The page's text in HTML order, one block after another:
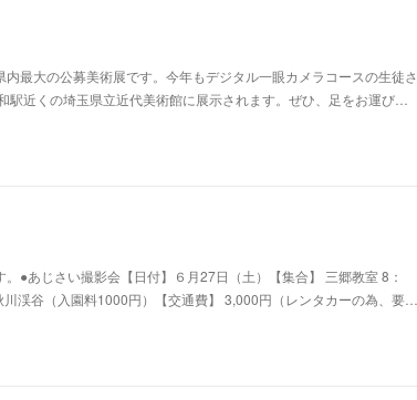
最大の公募美術展です。今年もデジタル一眼カメラコースの生徒さ
近くの埼玉県立近代美術館に展示されます。ぜひ、足をお運び…
●あじさい撮影会【日付】６月27日（土）【集合】 三郷教室 8：
渓谷（入園料1000円）【交通費】 3,000円（レンタカーの為、要…